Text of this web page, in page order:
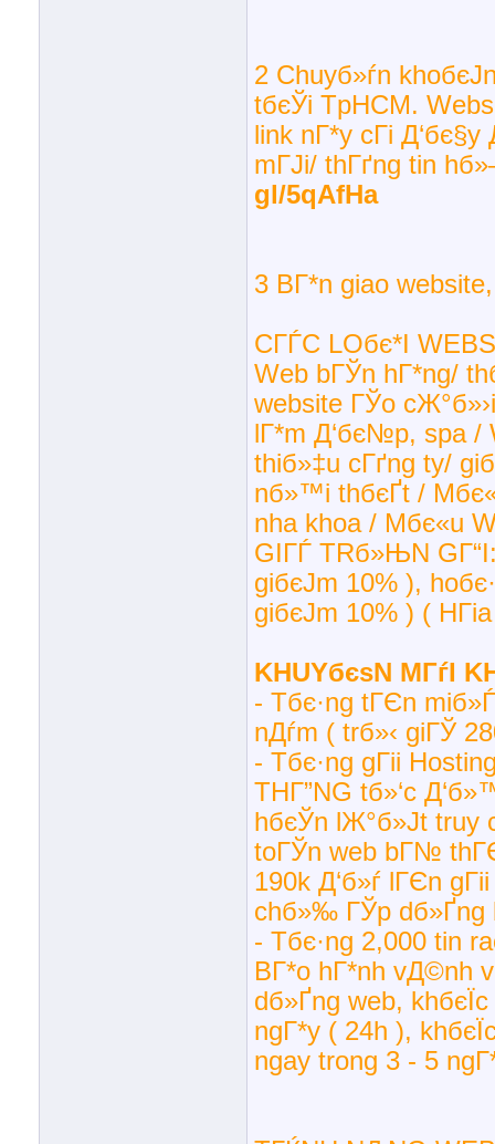
2 Chuyб»ѓn
tбєЎi TpHCM.
link nГ*y cГі
mГЈi/ thГґng tin
gl/5qAfHa
3 BГ*n giao
CГЃC LOбє*I
Web bГЎn hГ*ng/
website ГЎo
lГ*m Д‘бє№p, spa /
thiб»‡u cГґng ty/
nб»™i thбєҐt /
nha khoa / Mбє«u
GIГЃ TRб»ЊN
giбєЈm 10% ),
giбєЈm 10% ) (
KHUYбєѕN MГѓI
- Tбє·ng tГЄn
nДѓm ( trб»‹ giГЎ
- Tбє·ng gГіi
THГ”NG tб»‘c
hбєЎn lЖ°б»Јt truy
toГЎn web bГ№
190k Д‘б»ѓ lГЄn
chб»‰ ГЎp dб»Ґng
- Tбє·ng 2,000 tin
BГ*o hГ*nh vД©nh
dб»Ґng web,
ngГ*y ( 24h ),
ngay trong 3 - 5